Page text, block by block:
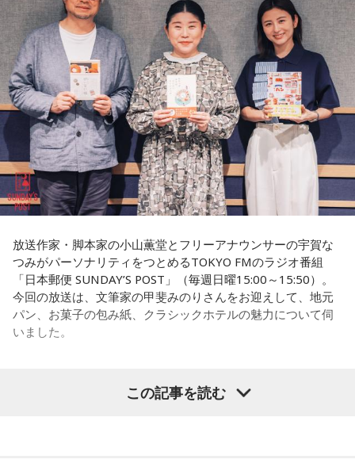
人、いけにえになった人もたくさんいますからね」
このあとも金平が自身の経験も踏まえ、かつてのニュース番
組にまつわるエピソードを語った。
すが、片岡さん、このあたりはどうご覧になってますか？」
片岡氏「これは特に小学校のような年齢が低い状況で、初め
ていろんなことに接するっていうときに、学習って身体性が
伴わないと、なかなか効率が上がらないと思うんですね。デ
ジタルって、実際に紙に書いたりだとか何かを鉛筆で黒くす
るとか、そういう部分ってどうしてもやっぱり欠けますよ
ね。もちろんデジタルの良さはあると思うんです。いろんな
歴史的なものとかを綺麗な色で非常に容易に見ることができ
るし、映像の良さっていうのは当然あると思うんですけれど
も、書いて覚えるとか紙をめくりながら調べるみたいな、そ
ういうものの良さっていうのはあるんじゃないかって思うん
ですね」
寺島アナ「ええ」
片岡氏 「デジタル化を進めていたオランダとかそういったと
「そうなんですよね」
放送作家・脚本家の小山薫堂とフリーアナウンサーの宇賀な
つみがパーソナリティをつとめるTOKYO FMのラジオ番組
「日本郵便 SUNDAY’S POST」（毎週日曜15:00～15:50）。
今回の放送は、文筆家の甲斐みのりさんをお迎えして、地元
パン、お菓子の包み紙、クラシックホテルの魅力について伺
いました。
（左から）パーソナリティの小山薫堂、甲斐みのりさん、宇
この記事を読む